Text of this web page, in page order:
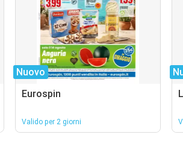
Nuovo
Eurospin
Valido per 2 giorni